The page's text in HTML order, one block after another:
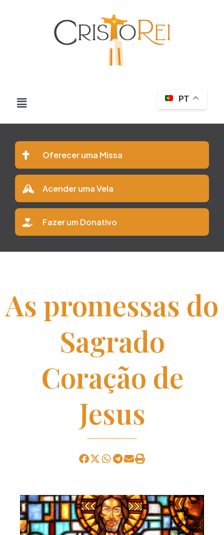
PT
Oferecer uma Missa
Acender uma Vela
Fazer um Donativo
As promessas do
Sagrado
Coração de
Jesus